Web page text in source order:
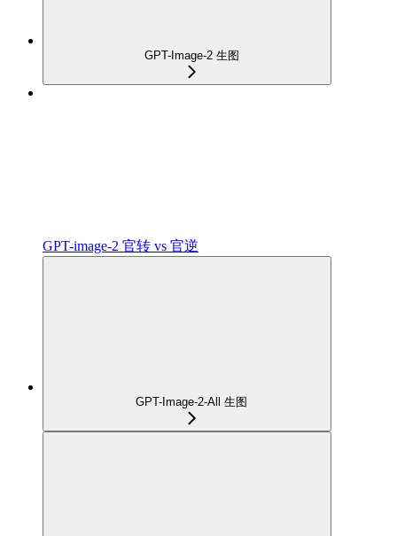
GPT-Image-2 生图
GPT-image-2 官转 vs 官逆
GPT-Image-2-All 生图